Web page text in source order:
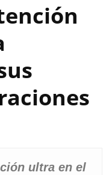
ultra en el